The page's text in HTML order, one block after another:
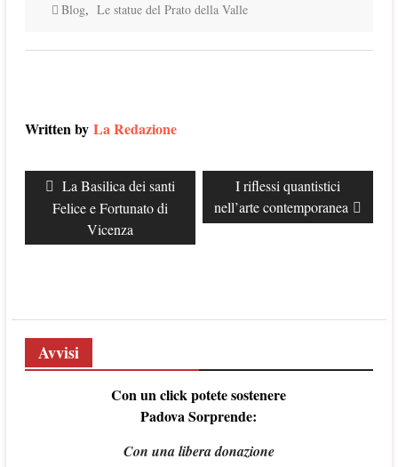
Blog, Le statue del Prato della Valle
Written byLa Redazione
Navigazione
articoliPrevious
post:
La Basilica dei santi
Felice e Fortunato di
Vicenza
Next
post:
I riflessi quantistici
nell’arte contemporanea
Avvisi
Con un click potete sostenere
Padova Sorprende:
Con una libera donazione